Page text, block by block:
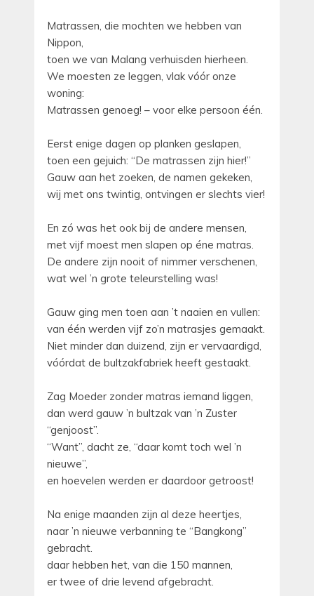
Matrassen, die mochten we hebben van
Nippon,
toen we van Malang verhuisden hierheen.
We moesten ze leggen, vlak vóór onze
woning:
Matrassen genoeg! – voor elke persoon één.
Eerst enige dagen op planken geslapen,
toen een gejuich: “De matrassen zijn hier!”
Gauw aan het zoeken, de namen gekeken,
wij met ons twintig, ontvingen er slechts vier!
En zó was het ook bij de andere mensen,
met vijf moest men slapen op éne matras.
De andere zijn nooit of nimmer verschenen,
wat wel ’n grote teleurstelling was!
Gauw ging men toen aan ’t naaien en vullen:
van één werden vijf zo’n matrasjes gemaakt.
Niet minder dan duizend, zijn er vervaardigd,
vóórdat de bultzakfabriek heeft gestaakt.
Zag Moeder zonder matras iemand liggen,
dan werd gauw ’n bultzak van ’n Zuster
“genjoost”.
“Want”, dacht ze, “daar komt toch wel ’n
nieuwe”,
en hoevelen werden er daardoor getroost!
Na enige maanden zijn al deze heertjes,
naar ’n nieuwe verbanning te “Bangkong”
gebracht.
daar hebben het, van die 150 mannen,
er twee of drie levend afgebracht.